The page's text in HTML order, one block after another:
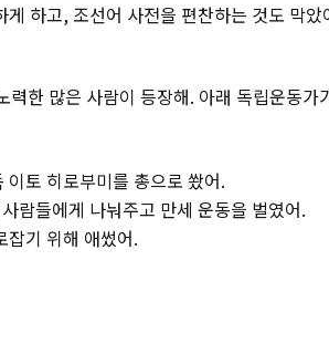
하고, 조선어 사전을 편찬하는 것도 막았
한 많은 사람이 등장해. 아래 독립운동가
토 히로부미를 총으로 쐈어.
람들에게 나눠주고 만세 운동을 벌였어.
기 위해 애썼어.